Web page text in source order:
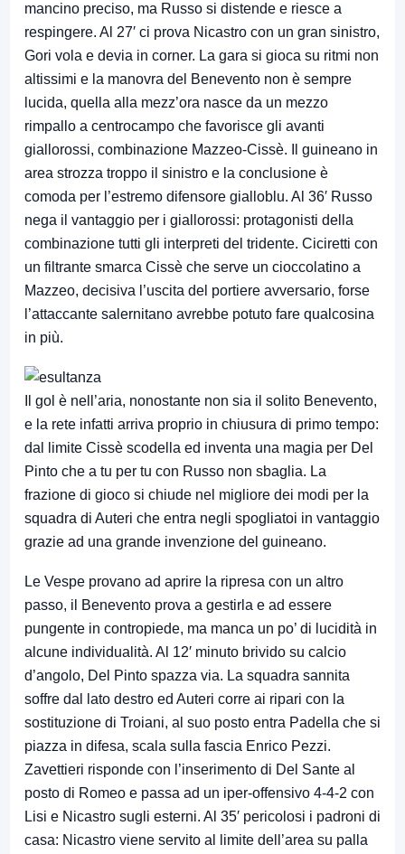
mancino preciso, ma Russo si distende e riesce a
respingere. Al 27′ ci prova Nicastro con un gran sinistro,
Gori vola e devia in corner. La gara si gioca su ritmi non
altissimi e la manovra del Benevento non è sempre
lucida, quella alla mezz’ora nasce da un mezzo
rimpallo a centrocampo che favorisce gli avanti
giallorossi, combinazione Mazzeo-Cissè. Il guineano in
area strozza troppo il sinistro e la conclusione è
comoda per l’estremo difensore gialloblu. Al 36′ Russo
nega il vantaggio per i giallorossi: protagonisti della
combinazione tutti gli interpreti del tridente. Ciciretti con
un filtrante smarca Cissè che serve un cioccolatino a
Mazzeo, decisiva l’uscita del portiere avversario, forse
l’attaccante salernitano avrebbe potuto fare qualcosina
in più.
Il gol è nell’aria, nonostante non sia il solito Benevento,
e la rete infatti arriva proprio in chiusura di primo tempo:
dal limite Cissè scodella ed inventa una magia per Del
Pinto che a tu per tu con Russo non sbaglia. La
frazione di gioco si chiude nel migliore dei modi per la
squadra di Auteri che entra negli spogliatoi in vantaggio
grazie ad una grande invenzione del guineano.
Le Vespe provano ad aprire la ripresa con un altro
passo, il Benevento prova a gestirla e ad essere
pungente in contropiede, ma manca un po’ di lucidità in
alcune individualità. Al 12′ minuto brivido su calcio
d’angolo, Del Pinto spazza via. La squadra sannita
soffre dal lato destro ed Auteri corre ai ripari con la
sostituzione di Troiani, al suo posto entra Padella che si
piazza in difesa, scala sulla fascia Enrico Pezzi.
Zavettieri risponde con l’inserimento di Del Sante al
posto di Romeo e passa ad un iper-offensivo 4-4-2 con
Lisi e Nicastro sugli esterni. Al 35′ pericolosi i padroni di
casa: Nicastro viene servito al limite dell’area su palla